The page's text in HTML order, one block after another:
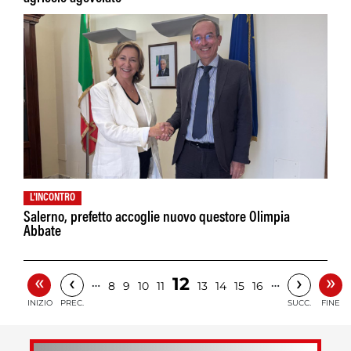
L'INCONTRO
Salerno, prefetto accoglie nuovo questore Olimpia
Abbate
«
INIZIO
‹
PREC.
… 8 9 10 11 12 13 14 15 16 … ›
SUCC.
»
FINE